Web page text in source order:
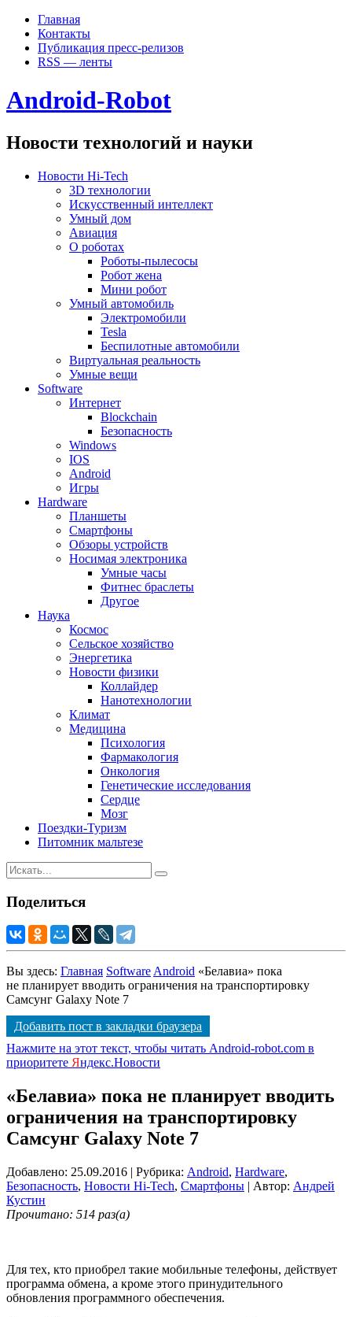
Главная
Контакты
Публикация пресс-релизов
RSS — ленты
Android-Robot
Новости технологий и науки
Новости Hi-Tech
3D технологии
Искусственный интеллект
Умный дом
Авиация
О роботах
Роботы-пылесосы
Робот жена
Мини робот
Умный автомобиль
Электромобили
Tesla
Беспилотные автомобили
Виртуальная реальность
Умные вещи
Software
Интернет
Blockchain
Безопасность
Windows
IOS
Android
Игры
Hardware
Планшеты
Смартфоны
Обзоры устройств
Носимая электроника
Умные часы
Фитнес браслеты
Другое
Наука
Космос
Сельское хозяйство
Энергетика
Новости физики
Коллайдер
Нанотехнологии
Климат
Медицина
Психология
Фармакология
Онкология
Генетические исследования
Сердце
Мозг
Поездки-Туризм
Питомник мальтезе
Поделиться
Вы здесь: Главная Software Android «Белавиа» пока
не планирует вводить ограничения на транспортировку
Самсунг Galaxy Note 7
Добавить пост в закладки браузера
Нажмите на этот текст, чтобы читать Android-robot.com в
приоритете Яндекс.Новости
«Белавиа» пока не планирует вводить
ограничения на транспортировку
Самсунг Galaxy Note 7
Добавлено: 25.09.2016 | Рубрика: Android, Hardware,
Безопасность, Новости Hi-Tech, Смартфоны | Автор: Андрей
Кустин
Прочитано: 514 раз(а)
Для тех, кто приобрел такие мобильные телефоны, действует
программа обмена, а кроме этого принудительного
обновления программного обеспечения.